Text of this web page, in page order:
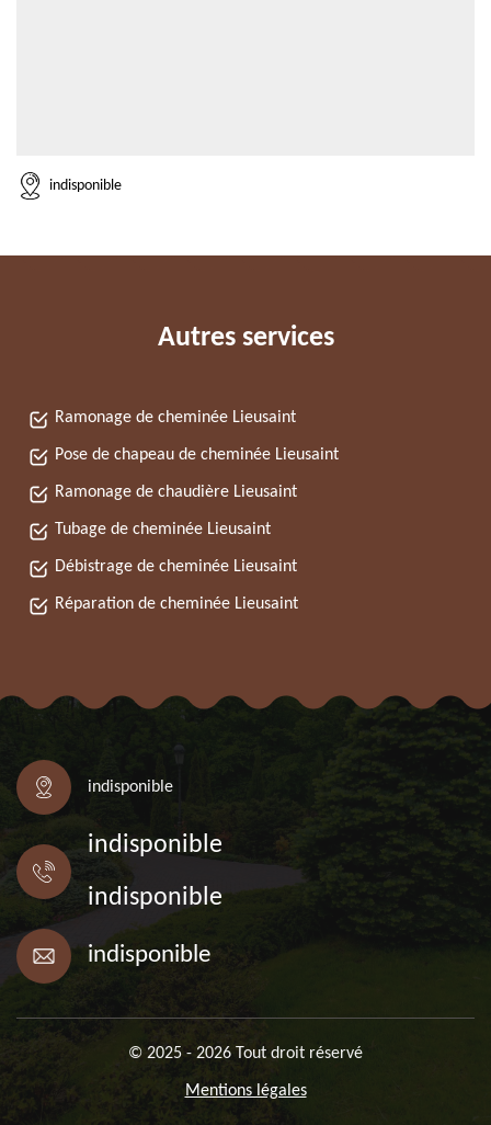
indisponible
Autres services
Ramonage de cheminée Lieusaint
Pose de chapeau de cheminée Lieusaint
Ramonage de chaudière Lieusaint
Tubage de cheminée Lieusaint
Débistrage de cheminée Lieusaint
Réparation de cheminée Lieusaint
indisponible
indisponible
indisponible
indisponible
© 2025 - 2026 Tout droit réservé
Mentions légales